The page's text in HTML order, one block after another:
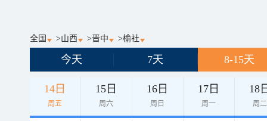
全国 >山西 >晋中 >榆社
今天 7天 8-15天
14日
周五
15日
周六
16日
周日
17日
周一
18
周二